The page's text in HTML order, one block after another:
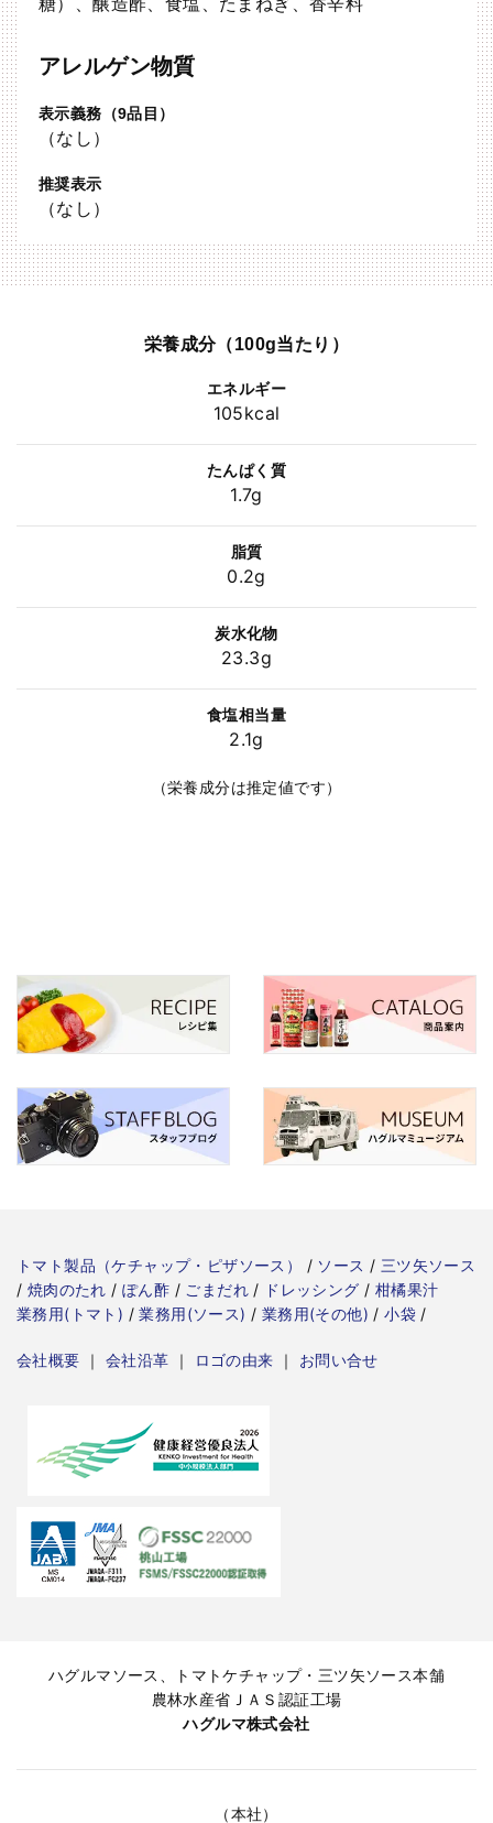
アレルゲン物質
表示義務（9品目）
（なし）
推奨表示
（なし）
栄養成分（100g当たり）
エネルギー
105kcal
たんぱく質
1.7g
脂質
0.2g
炭水化物
23.3g
食塩相当量
2.1g
（栄養成分は推定値です）
トマト製品（ケチャップ・ピザソース） / ソース / 三ツ矢ソース
/ 焼肉のたれ /ぽん酢 / ごまだれ / ドレッシング / 柑橘果汁
業務用(トマト) /業務用(ソース) / 業務用(その他) /小袋 /
会社概要 ｜ 会社沿革 ｜ ロゴの由来 ｜ お問い合せ
ハグルマソース、トマトケチャップ・三ツ矢ソース本舗
農林水産省ＪＡＳ認証工場
ハグルマ株式会社
（本社）